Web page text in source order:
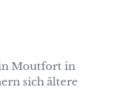
in Moutfort in
sich ältere